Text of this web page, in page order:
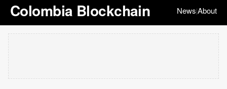
Colombia Blockchain News|About